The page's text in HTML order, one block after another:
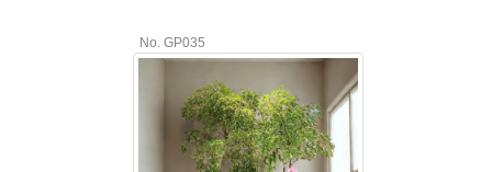
No. GP035